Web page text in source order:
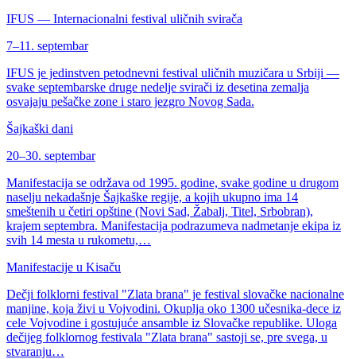
IFUS — Internacionalni festival uličnih svirača
7–11. septembar
IFUS je jedinstven petodnevni festival uličnih muzičara u Srbiji —
svake septembarske druge nedelje svirači iz desetina zemalja
osvajaju pešačke zone i staro jezgro Novog Sada.
Šajkaški dani
20–30. septembar
Manifestacija se održava od 1995. godine, svake godine u drugom
naselju nekadašnje Šajkaške regije, a kojih ukupno ima 14
smeštenih u četiri opštine (Novi Sad, Žabalj, Titel, Srbobran),
krajem septembra. Manifestacija podrazumeva nadmetanje ekipa iz
svih 14 mesta u rukometu,…
Manifestacije u Kisaču
Dečji folklorni festival "Zlata brana" je festival slovačke nacionalne
manjine, koja živi u Vojvodini. Okuplja oko 1300 učesnika-dece iz
cele Vojvodine i gostujuće ansamble iz Slovačke republike. Uloga
dečijeg folklornog festivala "Zlata brana" sastoji se, pre svega, u
stvaranju…